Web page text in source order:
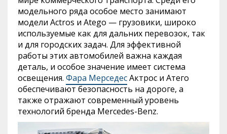
модельного ряда особое место занимают
модели Actros и Atego — грузовики, широко
используемые как для дальних перевозок, так
и для городских задач. Для эффективной
работы этих автомобилей важна каждая
деталь, и особое значение имеет система
освещения. Фара МерседесАктрос и Атего
обеспечивают безопасность на дороге, а
также отражают современный уровень
технологий бренда Mercedes-Benz.